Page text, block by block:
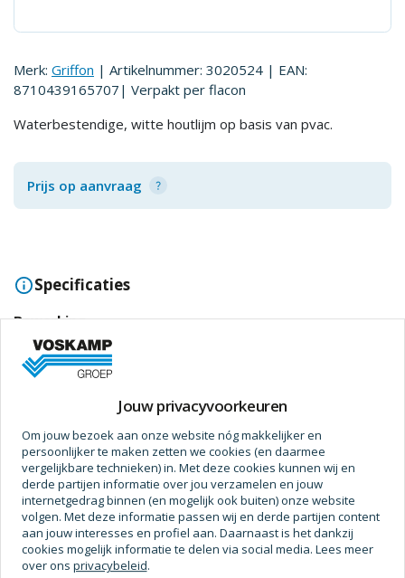
Merk: Griffon | Artikelnummer: 3020524 | EAN:
8710439165707 | Verpakt per flacon
Waterbestendige, witte houtlijm op basis van pvac.
Prijs op aanvraag
Specificaties
Bewerking
Kleur
Kleur (basis) Transparant
Materiaal toepassing Hout
Uitvoering bestendigheid Vochtbestendig
Toepasbaar Binnen en buiten
Toon meer
Jouw privacyvoorkeuren
Om jouw bezoek aan onze website nóg makkelijker en
persoonlijker te maken zetten we cookies (en daarmee
vergelijkbare technieken) in. Met deze cookies kunnen wij en
derde partijen informatie over jou verzamelen en jouw
internetgedrag binnen (en mogelijk ook buiten) onze website
volgen. Met deze informatie passen wij en derde partijen content
aan jouw interesses en profiel aan. Daarnaast is het dankzij
cookies mogelijk informatie te delen via social media. Lees meer
over ons privacybeleid.